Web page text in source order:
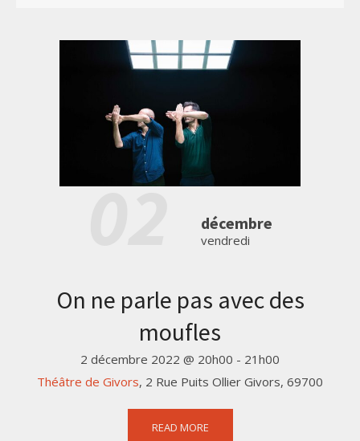
02 décembre
vendredi
On ne parle pas avec des
moufles
2 décembre 2022 @ 20h00 - 21h00
Théâtre de Givors, 2 Rue Puits Ollier Givors, 69700
READ MORE